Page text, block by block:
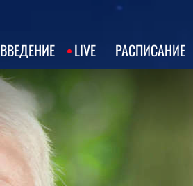
ВВЕДЕНИЕ LIVE РАСПИСАНИЕ